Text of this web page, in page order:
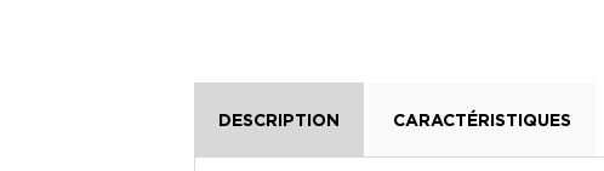
DESCRIPTION CARACTÉRISTIQUES